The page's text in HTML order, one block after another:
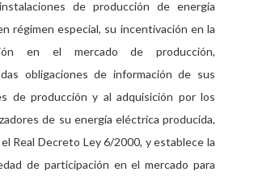
de producción de energía
régimen especial, su incentivación en la
en el mercado de producción,
obligaciones de información de sus
de producción y al adquisición por los
de su energía eléctrica producida,
Real Decreto Ley 6/2000, y establece la
de participación en el mercado para